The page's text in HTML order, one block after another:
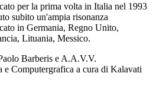
per la prima volta in Italia nel 1993
subito un'ampia risonanza
in Germania, Regno Unito,
Lituania, Messico.
Barberis e A.A.V.V.
Computergrafica a cura di Kalavati